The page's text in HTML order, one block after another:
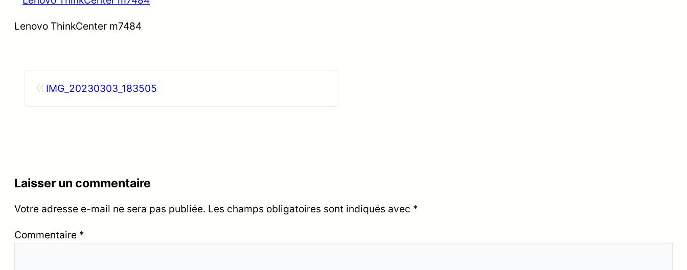
Lenovo ThinkCenter m7484
IMG_20230303_183505
Laisser un commentaire
Votre adresse e-mail ne sera pas publiée. Les champs obligatoires sont indiqués avec *
Commentaire *